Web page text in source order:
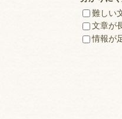
難しい
文章が
情報が